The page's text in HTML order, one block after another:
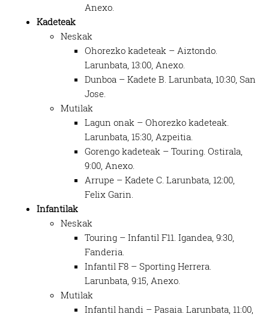
Anexo.
Kadeteak
Neskak
Ohorezko kadeteak – Aiztondo.
Larunbata, 13:00, Anexo.
Dunboa – Kadete B. Larunbata, 10:30, San
Jose.
Mutilak
Lagun onak – Ohorezko kadeteak.
Larunbata, 15:30, Azpeitia.
Gorengo kadeteak – Touring. Ostirala,
9:00, Anexo.
Arrupe – Kadete C. Larunbata, 12:00,
Felix Garin.
Infantilak
Neskak
Touring – Infantil F11. Igandea, 9:30,
Fanderia.
Infantil F8 – Sporting Herrera.
Larunbata, 9:15, Anexo.
Mutilak
Infantil handi – Pasaia. Larunbata, 11:00,